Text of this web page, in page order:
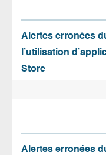
Alertes erronées
l’utilisation
Store
Alertes erronées